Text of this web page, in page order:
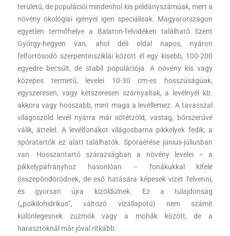
területű, de populációi mindenhol kis példányszámúak, mert a
növény ökológiai igényei igen speciálisak. Magyarországon
egyetlen termőhelye a Balaton-felvidéken található Szent
György-hegyen van, ahol déli oldal napos, nyáron
felforrósodó szerpentinsziklái között él egy kisebb, 100-200
egyedre becsült, de stabil populációja. A növény kis vagy
közepes termetű, levelei 10-30 cm-es hosszúságúak,
egyszeresen, vagy kétszeresen szárnyaltak, a levélnyél kb.
akkora vagy hosszabb, mint maga a levéllemez. A tavasszal
világoszöld levél nyárra már sötétzöld, vastag, bőrszerűvé
válik, áttelel. A levélfonákot világosbarna pikkelyek fedik, a
spóratartók ez alatt találhatók. Spóraérése június-júliusban
van. Hosszantartó szárazságban a növény levelei – a
pikkelypáfrányhoz hasonlóan – fonákukkal kifelé
összepöndörödnek, de eső hatására képesek vizet felvenni,
és gyorsan újra kizöldülnek. Ez a tulajdonság
(„poikilohidrikus”, változó vízállapotú) nem számít
különlegesnek zuzmók vagy a mohák között, de a
harasztoknál már jóval ritkább.